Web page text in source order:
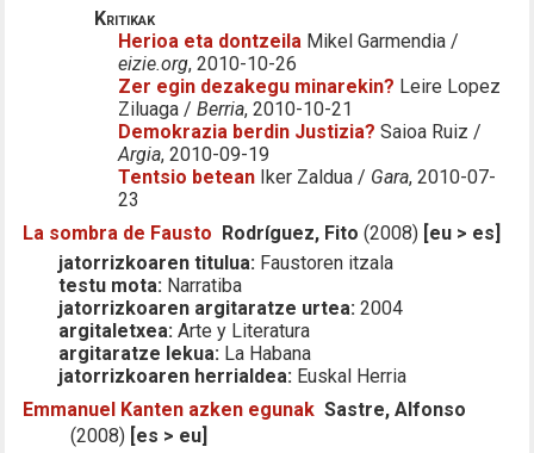
Kritikak
Herioa eta dontzeila Mikel Garmendia /
eizie.org, 2010-10-26
Zer egin dezakegu minarekin? Leire Lopez
Ziluaga /Berria, 2010-10-21
Demokrazia berdin Justizia? Saioa Ruiz /
Argia, 2010-09-19
Tentsio betean Iker Zaldua / Gara, 2010-07-
23
La sombra de Fausto
Rodríguez, Fito (2008) [eu > es]
jatorrizkoaren titulua: Faustoren itzala
testu mota: Narratiba
jatorrizkoaren argitaratze urtea: 2004
argitaletxea: Arte y Literatura
argitaratze lekua: La Habana
jatorrizkoaren herrialdea: Euskal Herria
Emmanuel Kanten azken egunak Sastre, Alfonso
(2008) [es > eu]